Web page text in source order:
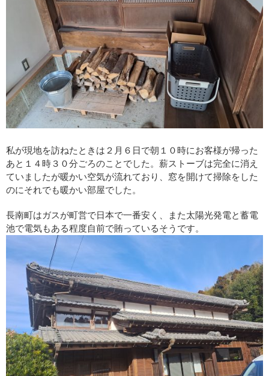
私が現地を訪ねたときは２月６日で朝１０時にお客様が帰った
あと１４時３０分ごろのことでした。薪ストーブは完全に消え
ていましたが暖かい空気が流れており、窓を開けて掃除をした
のにそれでも暖かい部屋でした。
長南町はガスが町営で日本で一番安く、また太陽光発電と蓄電
池で電気もある程度自前で賄っているそうです。